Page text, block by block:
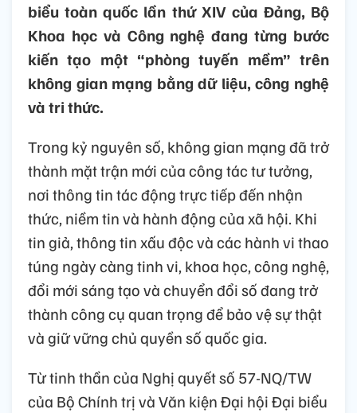
biểu toàn quốc lần thứ XIV của Đảng, Bộ
Khoa học và Công nghệ đang từng bước
kiến tạo một “phòng tuyến mềm” trên
không gian mạng bằng dữ liệu, công nghệ
và tri thức.
Trong kỷ nguyên số, không gian mạng đã trở
thành mặt trận mới của công tác tư tưởng,
nơi thông tin tác động trực tiếp đến nhận
thức, niềm tin và hành động của xã hội. Khi
tin giả, thông tin xấu độc và các hành vi thao
túng ngày càng tinh vi, khoa học, công nghệ,
đổi mới sáng tạo và chuyển đổi số đang trở
thành công cụ quan trọng để bảo vệ sự thật
và giữ vững chủ quyền số quốc gia.
Từ tinh thần của Nghị quyết số 57-NQ/TW
của Bộ Chính trị và Văn kiện Đại hội Đại biểu